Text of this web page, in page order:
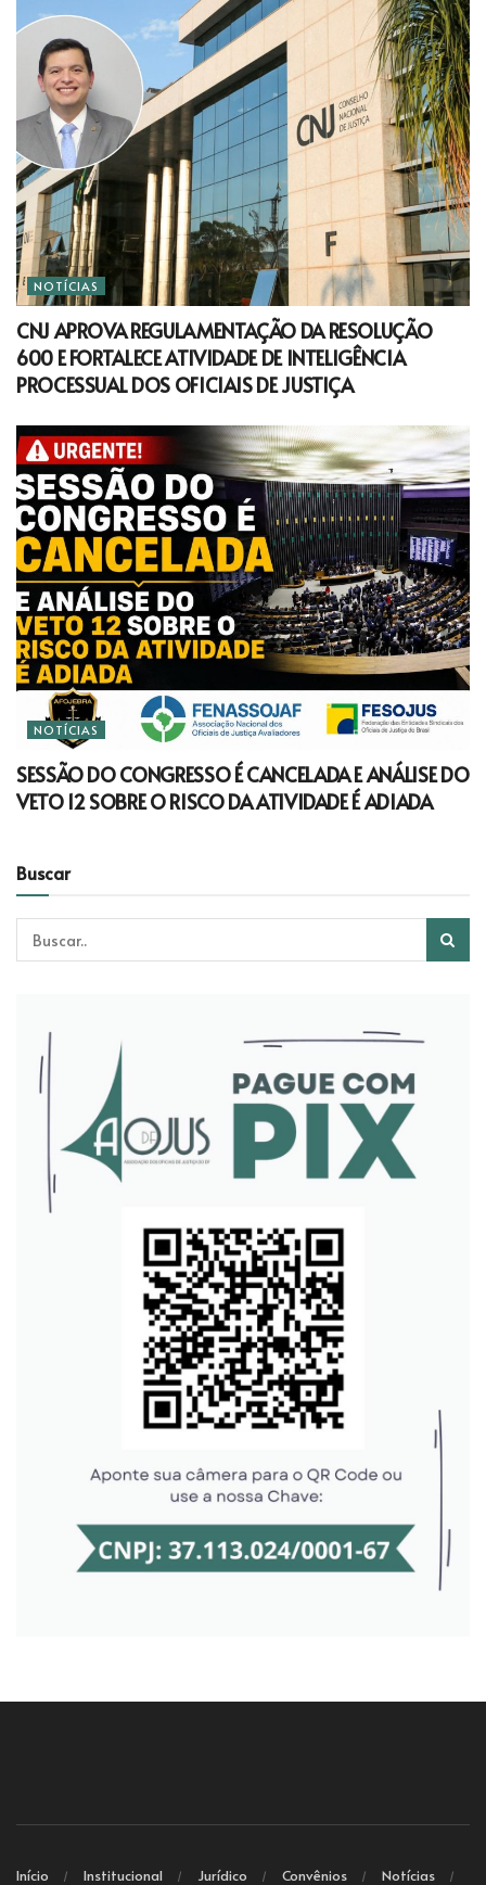
NOTÍCIAS
CNJ APROVA REGULAMENTAÇÃO DA RESOLUÇÃO
600 E FORTALECE ATIVIDADE DE INTELIGÊNCIA
PROCESSUAL DOS OFICIAIS DE JUSTIÇA
NOTÍCIAS
SESSÃO DO CONGRESSO É CANCELADA E ANÁLISE DO
VETO 12 SOBRE O RISCO DA ATIVIDADE É ADIADA
Buscar
Início Institucional Jurídico Convênios Notícias